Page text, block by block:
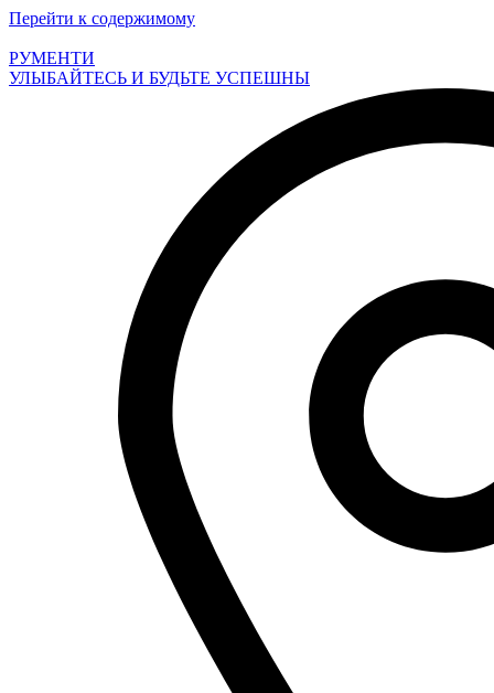
Перейти к содержимому
РУМЕНТИ
УЛЫБАЙТЕСЬ И БУДЬТЕ УСПЕШНЫ